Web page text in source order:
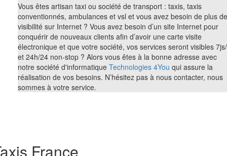
Vous êtes artisan taxi ou société de transport : taxis, taxis
conventionnés, ambulances et vsl et vous avez besoin de plus de
visibilité sur Internet ? Vous avez besoin d’un site Internet pour
conquérir de nouveaux clients afin d’avoir une carte visite
électronique et que votre société, vos services seront visibles
et 24h/24 non-stop ? Alors vous êtes à la bonne adresse avec
notre société d'informatique Technologies 4You qui assure la
réalisation de vos besoins. N’hésitez pas à nous contacter, nous
sommes à votre service.
France